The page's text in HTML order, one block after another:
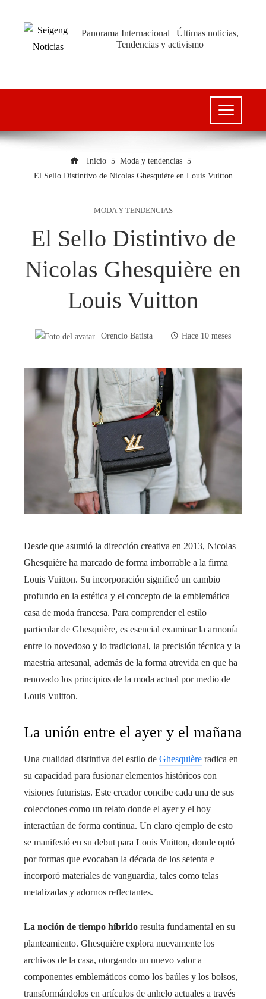
Panorama Internacional | Últimas noticias,
Tendencias y activismo
Inicio
Moda y tendencias
El Sello Distintivo de Nicolas Ghesquière en Louis Vuitton
MODA Y TENDENCIAS
El Sello Distintivo de
Nicolas Ghesquière en
Louis Vuitton
Orencio Batista Hace 10 meses
Desde que asumió la dirección creativa en 2013, Nicolas
Ghesquière ha marcado de forma imborrable a la firma
Louis Vuitton. Su incorporación significó un cambio
profundo en la estética y el concepto de la emblemática
casa de moda francesa. Para comprender el estilo
particular de Ghesquière, es esencial examinar la armonía
entre lo novedoso y lo tradicional, la precisión técnica y la
maestría artesanal, además de la forma atrevida en que ha
renovado los principios de la moda actual por medio de
Louis Vuitton.
La unión entre el ayer y el mañana
Una cualidad distintiva del estilo de Ghesquière radica en
su capacidad para fusionar elementos históricos con
visiones futuristas. Este creador concibe cada una de sus
colecciones como un relato donde el ayer y el hoy
interactúan de forma continua. Un claro ejemplo de esto
se manifestó en su debut para Louis Vuitton, donde optó
por formas que evocaban la década de los setenta e
incorporó materiales de vanguardia, tales como telas
metalizadas y adornos reflectantes.
La noción de tiempo híbrido resulta fundamental en su
planteamiento. Ghesquière explora nuevamente los
archivos de la casa, otorgando un nuevo valor a
componentes emblemáticos como los baúles y los bolsos,
transformándolos en artículos de anhelo actuales a través